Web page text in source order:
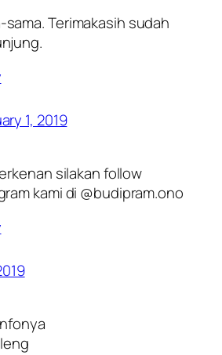
sama. Terimakasih sudah
1, 2019
silakan follow
kami di @budipram.ono